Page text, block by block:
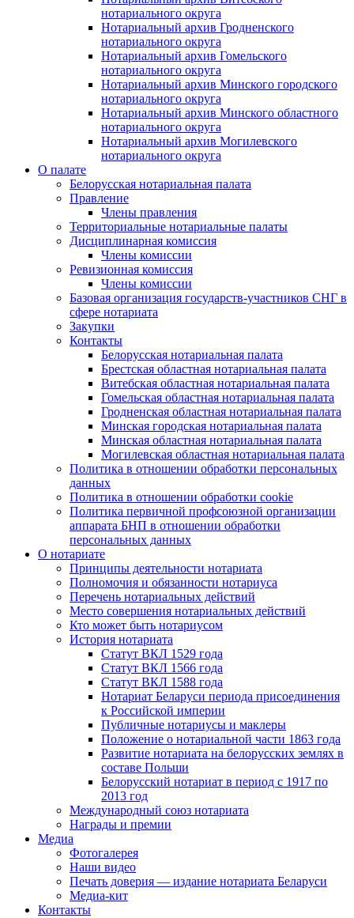
нотариального округа
Нотариальный архив Гродненского
нотариального округа
Нотариальный архив Гомельского
нотариального округа
Нотариальный архив Минского городского
нотариального округа
Нотариальный архив Минского областного
нотариального округа
Нотариальный архив Могилевского
нотариального округа
О палате
Белорусская нотариальная палата
Правление
Члены правления
Территориальные нотариальные палаты
Дисциплинарная комиссия
Члены комиссии
Ревизионная комиссия
Члены комиссии
Базовая организация государств-участников СНГ в
сфере нотариата
Закупки
Контакты
Белорусская нотариальная палата
Брестская областная нотариальная палата
Витебская областная нотариальная палата
Гомельская областная нотариальная палата
Гродненская областная нотариальная палата
Минская городская нотариальная палата
Минская областная нотариальная палата
Могилевская областная нотариальная палата
Политика в отношении обработки персональных
данных
Политика в отношении обработки cookie
Политика первичной профсоюзной организации
аппарата БНП в отношении обработки
персональных данных
О нотариате
Принципы деятельности нотариата
Полномочия и обязанности нотариуса
Перечень нотариальных действий
Место совершения нотариальных действий
Кто может быть нотариусом
История нотариата
Статут ВКЛ 1529 года
Статут ВКЛ 1566 года
Статут ВКЛ 1588 года
Нотариат Беларуси периода присоединения
к Российской империи
Публичные нотариусы и маклеры
Положение о нотариальной части 1863 года
Развитие нотариата на белорусских землях в
составе Польши
Белорусский нотариат в период с 1917 по
2013 год
Международный союз нотариата
Награды и премии
Медиа
Фотогалерея
Наши видео
Печать доверия — издание нотариата Беларуси
Медиа-кит
Контакты